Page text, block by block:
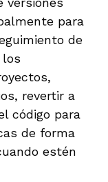
para
de
los
revertir a
código para
de forma
estén